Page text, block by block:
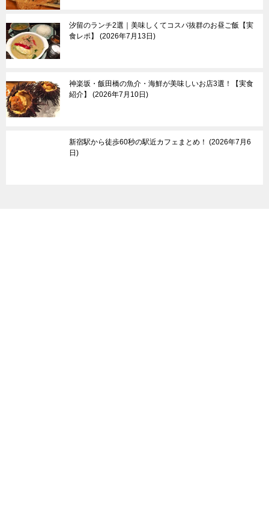
その他
汐留のランチ2選｜美味しくてコスパ抜群のお昼ご飯【実
食レポ】
2026年7月13日
神楽坂・飯田橋の魚介・海鮮が美味しいお店3選！【実食
紹介】
2026年7月10日
新宿駅から徒歩60秒の駅近カフェまとめ！
2026年7月6
日